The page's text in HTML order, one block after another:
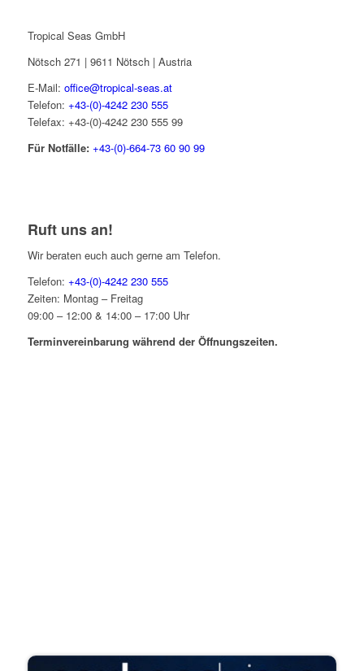
Tropical Seas GmbH
Nötsch 271 | 9611 Nötsch | Austria
E-Mail: office@tropical-seas.at
Telefon: +43-(0)-4242 230 555
Telefax: +43-(0)-4242 230 555 99
Für Notfälle: +43-(0)-664-73 60 90 99
Ruft uns an!
Wir beraten euch auch gerne am Telefon.
Telefon: +43-(0)-4242 230 555
Zeiten: Montag – Freitag
09:00 – 12:00 & 14:00 – 17:00 Uhr
Terminvereinbarung während der Öffnungszeiten.